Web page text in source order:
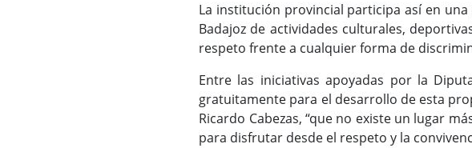
La institución provincial participa así en
Badajoz de actividades culturales,
respeto frente a cualquier forma de
Entre las iniciativas apoyadas por la
gratuitamente para el desarrollo de esta
Ricardo Cabezas, “que no existe un lugar
para disfrutar desde el respeto y la